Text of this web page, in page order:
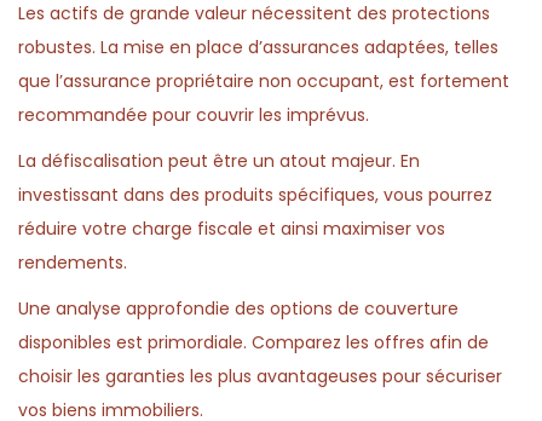
Les actifs de grande valeur nécessitent des protections
robustes. La mise en place d’assurances adaptées, telles
que l’assurance propriétaire non occupant, est fortement
recommandée pour couvrir les imprévus.
La défiscalisation peut être un atout majeur. En
investissant dans des produits spécifiques, vous pourrez
réduire votre charge fiscale et ainsi maximiser vos
rendements.
Une analyse approfondie des options de couverture
disponibles est primordiale. Comparez les offres afin de
choisir les garanties les plus avantageuses pour sécuriser
vos biens immobiliers.